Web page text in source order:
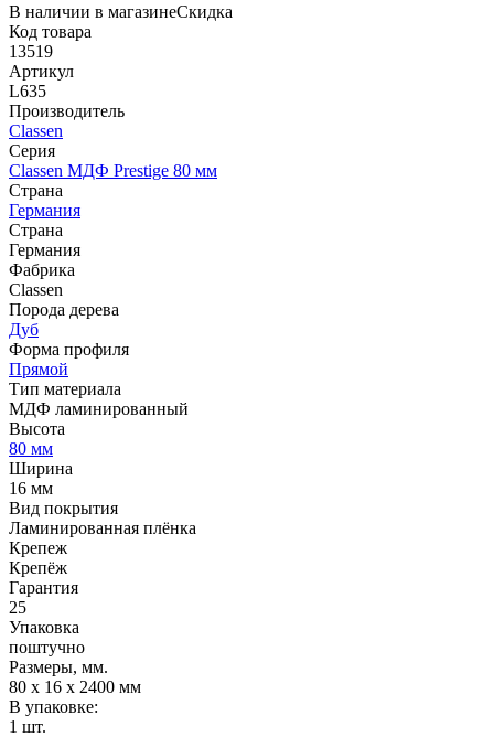
В наличии в магазинеСкидка
Код товара
13519
Артикул
L635
Производитель
Classen
Серия
Classen МДФ Prestige 80 мм
Страна
Германия
Страна
Германия
Фабрика
Classen
Порода дерева
Дуб
Форма профиля
Прямой
Тип материала
МДФ ламинированный
Высота
80 мм
Ширина
16 мм
Вид покрытия
Ламинированная плёнка
Крепеж
Крепёж
Гарантия
25
Упаковка
поштучно
Размеры, мм.
80 х 16 х 2400 мм
В упаковке:
1 шт.